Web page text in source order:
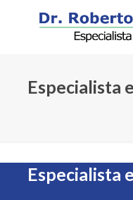
Especialista
Especialista